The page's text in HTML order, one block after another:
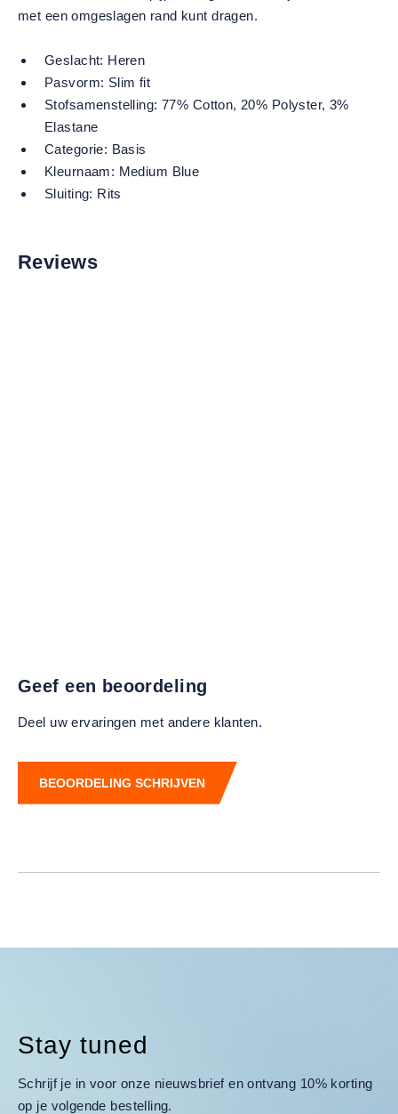
met een omgeslagen rand kunt dragen.
Geslacht: Heren
Pasvorm: Slim fit
Stofsamenstelling: 77% Cotton, 20% Polyster, 3%
Elastane
Categorie: Basis
Kleurnaam: Medium Blue
Sluiting: Rits
Reviews
Geef een beoordeling
Deel uw ervaringen met andere klanten.
BEOORDELING SCHRIJVEN
Stay tuned
Schrijf je in voor onze nieuwsbrief en ontvang 10% korting
op je volgende bestelling.